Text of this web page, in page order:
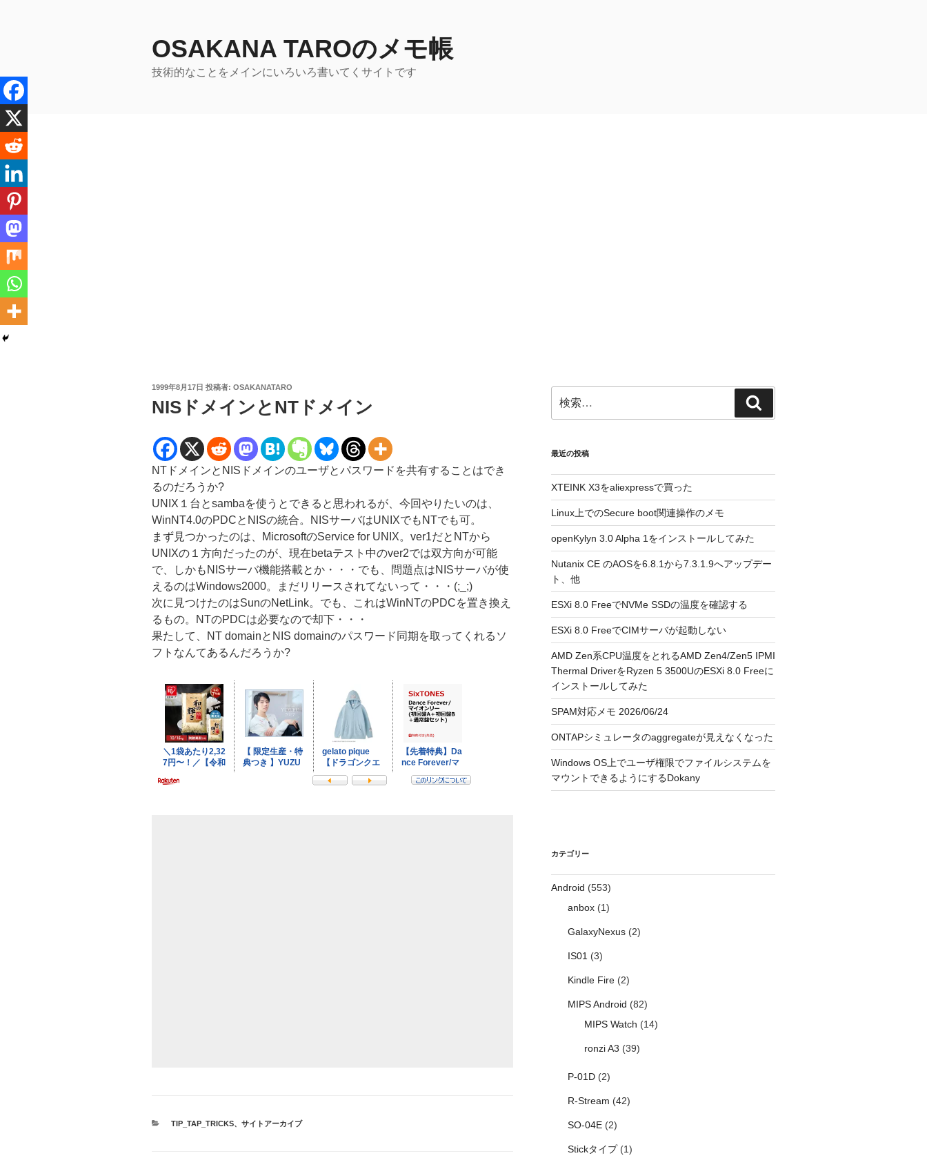
へ
ス
キ
プ
OSAKANA TAROのメモ帳
技術的なことをメインにいろいろ書いてくサイトです
投
日:
1999年8月17日 投稿者: OSAKANATARO
NISドメインとNTドメイン
NTドメインとNISドメインのユーザとパスワードを共有することはでき
るのだろうか?
UNIX１台とsambaを使うとできると思われるが、今回やりたいのは、
WinNT4.0のPDCとNISの統合。NISサーバはUNIXでもNTでも可。
まず見つかったのは、MicrosoftのService for UNIX。ver1だとNTから
UNIXの１方向だったのが、現在betaテスト中のver2では双方向が可能
で、しかもNISサーバ機能搭載とか・・・でも、問題点はNISサーバが使
えるのはWindows2000。まだリリースされてないって・・・(;_;)
次に見つけたのはSunのNetLink。でも、これはWinNTのPDCを置き換え
るもの。NTのPDCは必要なので却下・・・
果たして、NT domainとNIS domainのパスワード同期を取ってくれるソ
フトなんてあるんだろうか?
カ
TIP_TAP_TRICKS、 サイトアーカイブ
索:
索
最近の投稿
XTEINK X3をaliexpressで買った
Linux上でのSecure boot関連操作のメモ
openKylyn 3.0 Alpha 1をインストールしてみた
Nutanix CE のAOSを6.8.1から7.3.1.9へアップデー
ト、他
ESXi 8.0 FreeでNVMe SSDの温度を確認する
ESXi 8.0 FreeでCIMサーバが起動しない
AMD Zen系CPU温度をとれるAMD Zen4/Zen5 IPMI
Thermal DriverをRyzen 5 3500UのESXi 8.0 Freeに
インストールしてみた
SPAM対応メモ 2026/06/24
ONTAPシミュレータのaggregateが見えなくなった
Windows OS上でユーザ権限でファイルシステムを
マウントできるようにするDokany
カテゴリー
Android (553)
anbox(1)
GalaxyNexus(2)
IS01(3)
Kindle Fire(2)
MIPS Android (82)
MIPS Watch (14)
ronzi A3 (39)
P-01D(2)
R-Stream (42)
SO-04E(2)
Stickタイプ(1)